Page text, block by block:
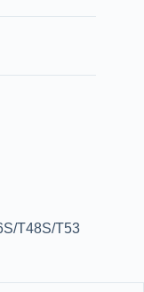
T48S/T53